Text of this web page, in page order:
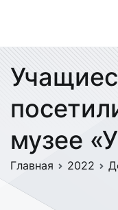
музее
Главная 2022